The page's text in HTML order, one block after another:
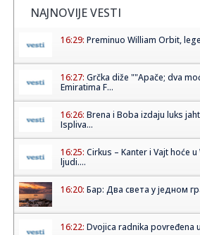
NAJNOVIJE VESTI
16:29: Preminuo William Orbit,
16:27: Grčka diže ""Apače; dva
Emiratima F...
16:26: Brena i Boba izdaju luks
Ispliva...
16:25: Cirkus – Kanter i Vajt hoće
ljudi....
16:20: Бар: Два света у једном
16:22: Dvojica radnika povređena